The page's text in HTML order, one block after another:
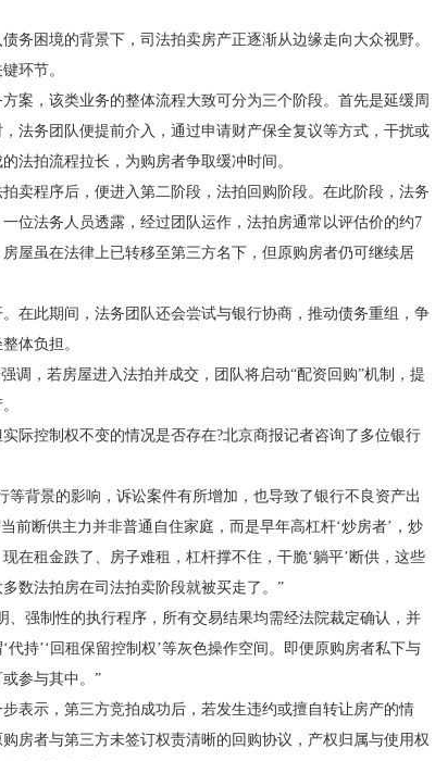
困境的背景下，司法拍卖房产正逐渐从边缘走向大众视野。
环节。
，该类业务的整体流程大致可分为三个阶段。首先是延缓周
法务团队便提前介入，通过申请财产保全复议等方式，干扰或
法拍流程拉长，为购房者争取缓冲时间。
程序后，便进入第二阶段，法拍回购阶段。在此阶段，法务
位法务人员透露，经过团队运作，法拍房通常以评估价的约7
屋虽在法律上已转移至第三方名下，但原购房者仍可继续居
此期间，法务团队还会尝试与银行协商，推动债务重组，争
体负担。
，若房屋进入法拍并成交，团队将启动“配资回购”机制，提
控制权不变的情况是否存在?北京商报记者咨询了多位银行
背景的影响，诉讼案件有所增加，也导致了银行不良资产出
前断供主力并非普通自住家庭，而是早年高杠杆‘炒房者’，炒
在租金跌了、房子难租，杠杆撑不住，干脆‘躺平’断供，这些
数法拍房在司法拍卖阶段就被买走了。”
强制性的执行程序，所有交易结果均需经法院裁定确认，并
持’‘回租保留控制权’等灰色操作空间。即便原购房者私下与
参与其中。”
示，第三方竞拍成功后，若发生违约或擅自转让房产的情
房者与第三方未签订权责清晰的回购协议，产权归属与使用权